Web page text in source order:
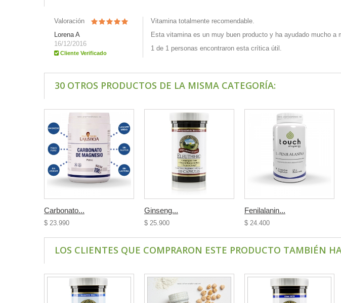
Valoración
Lorena A
16/12/2016
Cliente Verificado
Vitamina totalmente recomendable.
Esta vitamina es un muy buen producto y ha ayudado mucho
1 de 1 personas encontraron esta crítica útil.
30 OTROS PRODUCTOS DE LA MISMA CATEGORÍA:
Carbonato...
$ 23.990
Ginseng...
$ 25.900
Fenilalanin...
$ 24.400
LOS CLIENTES QUE COMPRARON ESTE PRODUCTO TAMBIÉN